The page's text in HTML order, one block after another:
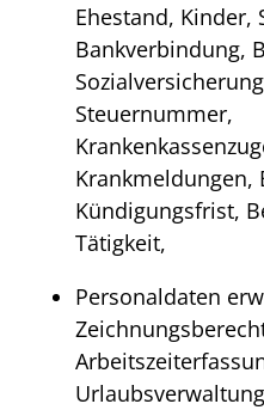
Ehestand, Kinder,
Bankverbindung,
Steuernummer,
Krankmeldungen,
Kündigungsfrist,
Tätigkeit,
Personaldaten